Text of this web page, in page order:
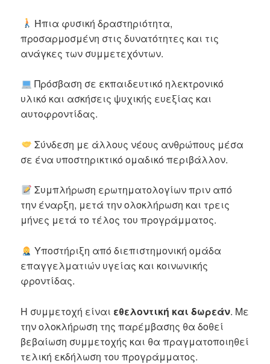
Ήπια φυσική δραστηριότητα,
προσαρμοσμένη στις δυνατότητες και τις
ανάγκες των συμμετεχόντων.
Πρόσβαση σε εκπαιδευτικό ηλεκτρονικό
υλικό και ασκήσεις ψυχικής ευεξίας και
αυτοφροντίδας.
Σύνδεση με άλλους νέους ανθρώπους μέσα
σε ένα υποστηρικτικό ομαδικό περιβάλλον.
Συμπλήρωση ερωτηματολογίων πριν από
την έναρξη, μετά την ολοκλήρωση και τρεις
μήνες μετά το τέλος του προγράμματος.
Υποστήριξη από διεπιστημονική ομάδα
επαγγελματιών υγείας και κοινωνικής
φροντίδας.
Η συμμετοχή είναι εθελοντική και δωρεάν. Με
την ολοκλήρωση της παρέμβασης θα δοθεί
βεβαίωση συμμετοχής και θα πραγματοποιηθεί
τελική εκδήλωση του προγράμματος.